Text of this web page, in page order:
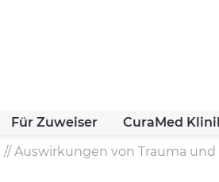
Für Zuweiser CuraMed
Auswirkungen von Trauma und